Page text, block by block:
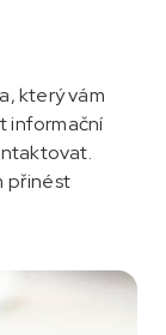
který vám
informační
přinést